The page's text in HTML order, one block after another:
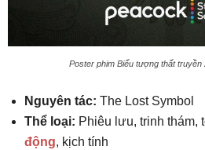
Poster phim Biểu tượng thất truyền
Nguyên tác: The Lost Symbol
Thể loại: Phiêu lưu, trinh thám,
động, kịch tính